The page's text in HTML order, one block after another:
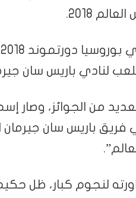
2018.
من الجوائز، وصار
باريس سان
لنجوم كبار، ظل